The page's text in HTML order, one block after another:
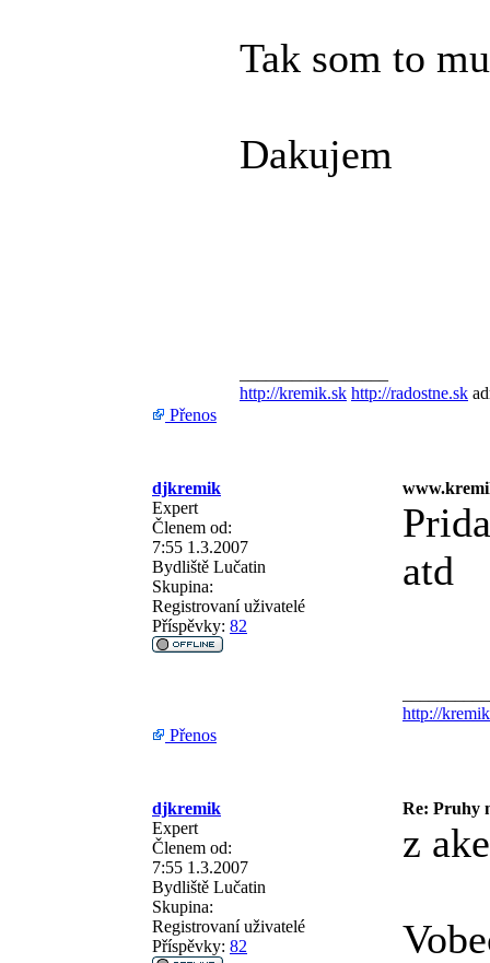
Tak som to
Dakujem
http://kremik.sk http://radostne.sk
Přenos
djkremik
Expert
Členem od:
7:55 1.3.2007
Bydliště Lučatin
Skupina:
Registrovaní uživatelé
Příspěvky: 82
atd
http://
Přenos
djkremik
Re: Pruhy
Expert
Členem od:
7:55 1.3.2007
Bydliště Lučatin
Skupina:
Registrovaní uživatelé
Příspěvky: 82
z